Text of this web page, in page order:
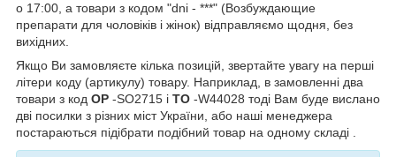
о 17:00, а товари з кодом "dni - ***" (Возбуждающие
препарати для чоловіків і жінок) відправляємо щодня, без
вихідних.
Якщо Ви замовляєте кілька позицій, звертайте увагу на перші
літери коду (артикулу) товару. Наприклад, в замовленні два
товари з код OP -SO2715 і TO -W44028 тоді Вам буде вислано
дві посилки з різних міст України, або наші менеджера
постараються підібрати подібний товар на одному складі .